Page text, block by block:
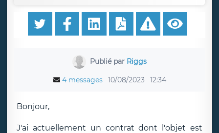
Publié par Riggs
4 messages 10/08/2023 12:34
Bonjour,
J'ai actuellement un contrat dont l'objet est